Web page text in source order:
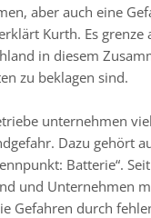
aber auch eine
Kurth. Es grenze
in diesem
zu beklagen sind.
unternehmen
Dazu gehört
Batterie“.
und Unternehmen
Gefahren durch